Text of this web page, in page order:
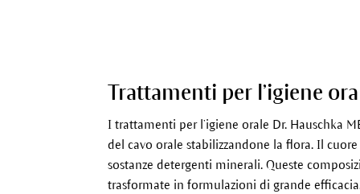
Trattamenti per l’igiene
I trattamenti per l’igiene orale Dr. Hauschka
del cavo orale stabilizzandone la flora. Il
sostanze detergenti minerali. Queste
trasformate in formulazioni di grande